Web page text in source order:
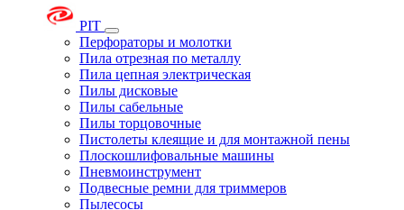
PIT
Перфораторы и молотки
Пила отрезная по металлу
Пила цепная электрическая
Пилы дисковые
Пилы сабельные
Пилы торцовочные
Пистолеты клеящие и для монтажной пены
Плоскошлифовальные машины
Пневмоинструмент
Подвесные ремни для триммеров
Пылесосы